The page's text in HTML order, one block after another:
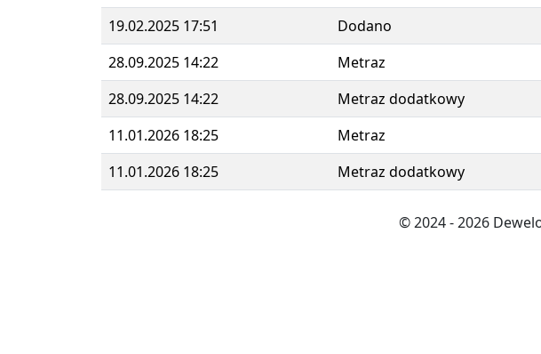
19.02.2025 17:51
Dodano
28.09.2025 14:22
Metraz
28.09.2025 14:22
Metraz dodatkowy
11.01.2026 18:25
Metraz
11.01.2026 18:25
Metraz dodatkowy
© 2024- 2026